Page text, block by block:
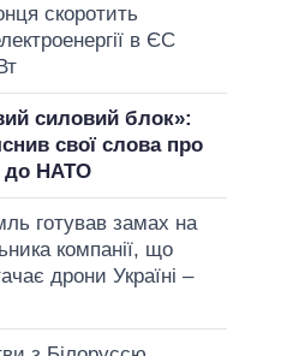
скоротить
в ЄС
силовий блок»:
свої слова про
до НАТО
готував замах на
компанії, що
дрони Україні –